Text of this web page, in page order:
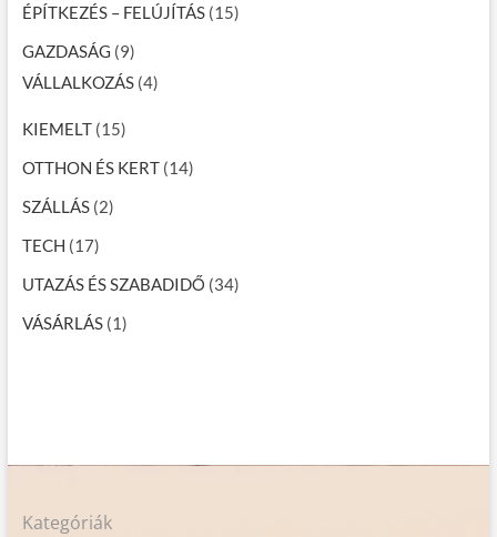
ÉPÍTKEZÉS – FELÚJÍTÁS(15)
GAZDASÁG (9)
VÁLLALKOZÁS(4)
KIEMELT(15)
OTTHON ÉS KERT(14)
SZÁLLÁS(2)
TECH (17)
UTAZÁS ÉS SZABADIDŐ (34)
VÁSÁRLÁS(1)
Kategóriák